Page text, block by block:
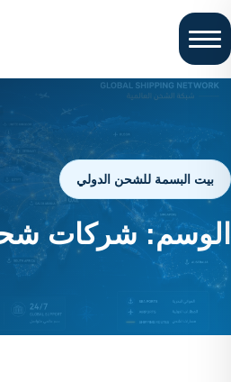
بيت البسمة للشحن الدولي
الوسم:شركات